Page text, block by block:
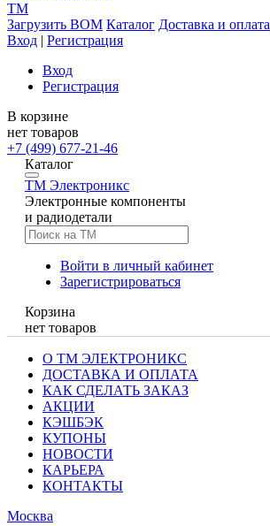
TM
Загрузить BOM Каталог Доставка и оплата
Вход | Регистрация
Вход
Регистрация
В корзине
нет товаров
+7 (499) 677-21-46
Каталог
TM Электроникс
Электронные компоненты
и радиодетали
Войти в личный кабинет
Зарегистрироваться
Корзина
нет товаров
О ТМ ЭЛЕКТРОНИКС
ДОСТАВКА И ОПЛАТА
КАК СДЕЛАТЬ ЗАКАЗ
АКЦИИ
КЭШБЭК
КУПОНЫ
НОВОСТИ
КАРЬЕРА
КОНТАКТЫ
Москва